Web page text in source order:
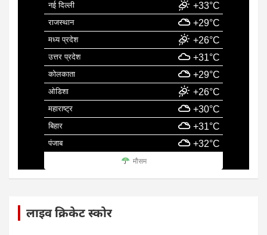
नई दिल्ली +33°C
राजस्थान +29°C
मध्य प्रदेश +26°C
उत्तर प्रदेश +31°C
कोलकाता +29°C
ओडिशा +26°C
महाराष्ट्र +30°C
बिहार +31°C
पंजाब +32°C
मौसम
लाइव क्रिकेट स्कोर